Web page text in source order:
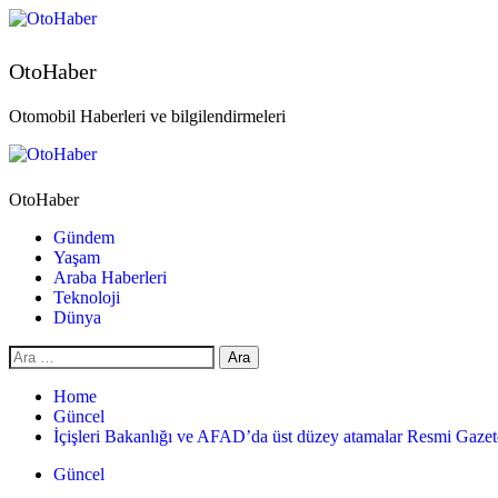
OtoHaber
Otomobil Haberleri ve bilgilendirmeleri
OtoHaber
Gündem
Yaşam
Araba Haberleri
Teknoloji
Dünya
Home
Güncel
İçişleri Bakanlığı ve AFAD’da üst düzey atamalar Resmi
Güncel